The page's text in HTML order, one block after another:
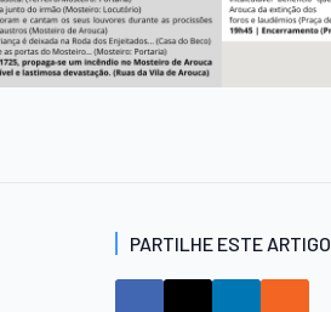
PARTILHE ESTE ARTIGO